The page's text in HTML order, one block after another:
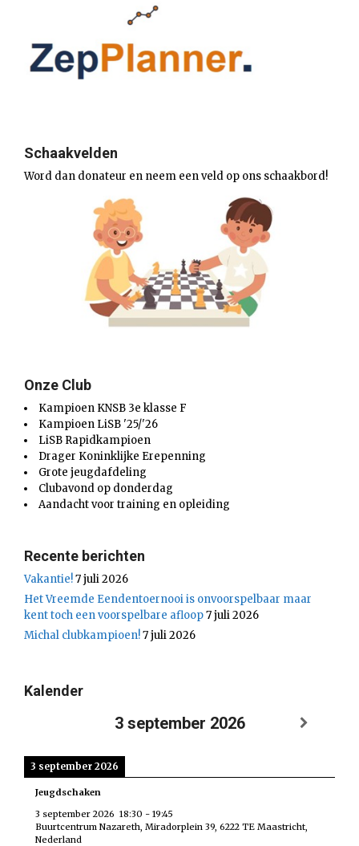
Schaakvelden
Word dan donateur en neem een veld op ons schaakbord!
Onze Club
Kampioen KNSB 3e klasse F
Kampioen LiSB '25/'26
LiSB Rapidkampioen
Drager Koninklijke Erepenning
Grote jeugdafdeling
Clubavond op donderdag
Aandacht voor training en opleiding
Recente berichten
Vakantie!7 juli 2026
Het Vreemde Eendentoernooi is onvoorspelbaar maar
kent toch een voorspelbare afloop7 juli 2026
Michal clubkampioen!7 juli 2026
Kalender
3 september 2026
3 september 2026
Jeugdschaken
3 september 2026 18:30 - 19:45
Buurtcentrum Nazareth, Miradorplein 39, 6222 TE Maastricht,
Nederland